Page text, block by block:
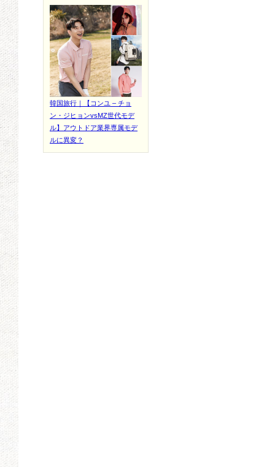
韓国旅行｜【コンユ – チョ
ン・ジヒョンvsMZ世代モデ
ル】アウトドア業界専属モデ
ルに異変？